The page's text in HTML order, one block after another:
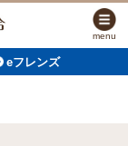
eフレンズ
menu